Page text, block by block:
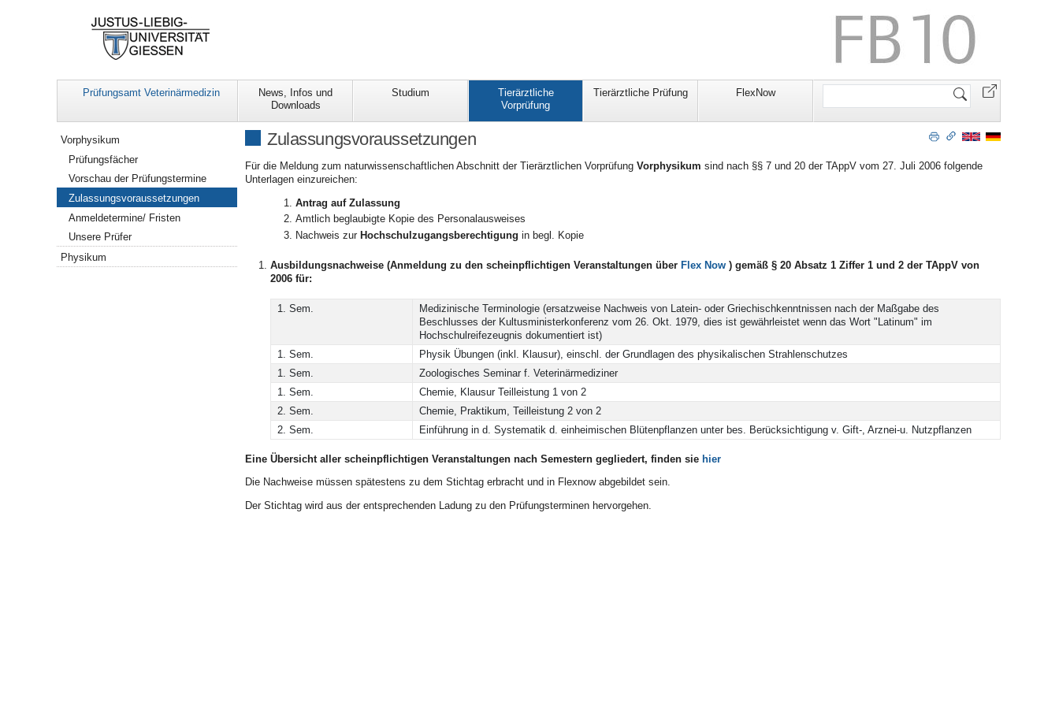
Prüfungsamt Veterinärmedizin
News, Infos und
Downloads
Studium
Tierärztliche
Vorprüfung
Tierärztliche Prüfung FlexNow
Website
Zulassungsvoraussetzungen
Für die Meldung zum naturwissenschaftlichen Abschnitt der Tierärztlichen Vorprüfung Vorphysikum sind nach §§ 7 und 20 der TAppV vom 27. Juli 2006 folgende
Unterlagen einzureichen:
Antrag auf Zulassung
Amtlich beglaubigte Kopie des Personalausweises
Nachweis zur Hochschulzugangsberechtigung in begl. Kopie
Ausbildungsnachweise (Anmeldung zu den scheinpflichtigen Veranstaltungen über Flex Now ) gemäß § 20 Absatz 1 Ziffer 1 und 2 der TAppV von
2006 für:
1. Sem. Medizinische Terminologie (ersatzweise Nachweis von Latein- oder Griechischkenntnissen nach der Maßgabe des
Beschlusses der Kultusministerkonferenz vom 26. Okt. 1979, dies ist gewährleistet wenn das Wort "Latinum" im
Hochschulreifezeugnis dokumentiert ist)
1. Sem.
Physik Übungen (inkl. Klausur), einschl. der Grundlagen des physikalischen Strahlenschutzes
1. Sem.
Zoologisches Seminar f. Veterinärmediziner
1. Sem.
Chemie, Klausur Teilleistung 1 von 2
2. Sem.
Chemie, Praktikum, Teilleistung 2 von 2
2. Sem.
Einführung in d. Systematik d. einheimischen Blütenpflanzen unter bes. Berücksichtigung v. Gift-, Arznei-u. Nutzpflanzen
Eine Übersicht aller scheinpflichtigen Veranstaltungen nach Semestern gegliedert, finden sie hier
Die Nachweise müssen spätestens zu dem Stichtag erbracht und in Flexnow abgebildet sein.
Der Stichtag wird aus der entsprechenden Ladung zu den Prüfungsterminen hervorgehen.
Navigation
Vorphysikum
Prüfungsfächer
Vorschau der Prüfungstermine
Zulassungsvoraussetzungen
Anmeldetermine/ Fristen
Unsere Prüfer
Physikum